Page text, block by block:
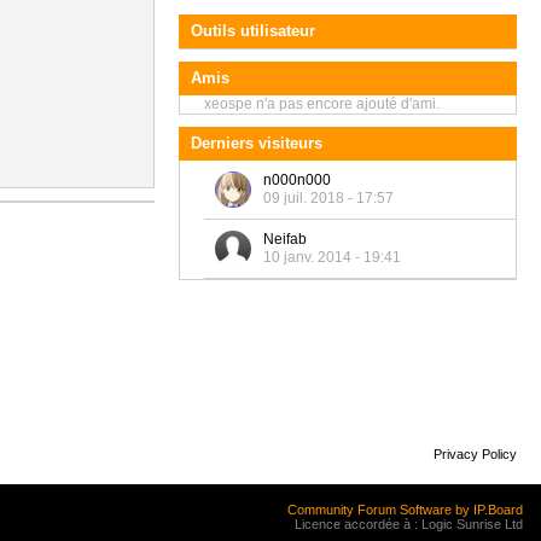
Outils utilisateur
Amis
xeospe n'a pas encore ajouté d'ami.
Derniers visiteurs
n000n000
09 juil. 2018 - 17:57
Neifab
10 janv. 2014 - 19:41
Privacy Policy
Community Forum Software by IP.Board
Licence accordée à : Logic Sunrise Ltd